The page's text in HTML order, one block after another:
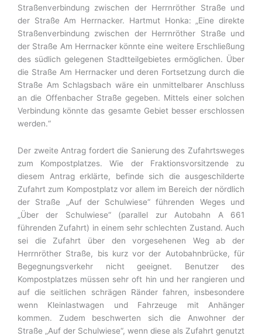
Straßenverbindung zwischen der Herrnröther Straße und
der Straße Am Herrnacker. Hartmut Honka: „Eine direkte
Straßenverbindung zwischen der Herrnröther Straße und
der Straße Am Herrnacker könnte eine weitere Erschließung
des südlich gelegenen Stadtteilgebietes ermöglichen. Über
die Straße Am Herrnacker und deren Fortsetzung durch die
Straße Am Schlagsbach wäre ein unmittelbarer Anschluss
an die Offenbacher Straße gegeben. Mittels einer solchen
Verbindung könnte das gesamte Gebiet besser erschlossen
werden.“
Der zweite Antrag fordert die Sanierung des Zufahrtsweges
zum Kompostplatzes. Wie der Fraktionsvorsitzende zu
diesem Antrag erklärte, befinde sich die ausgeschilderte
Zufahrt zum Kompostplatz vor allem im Bereich der nördlich
der Straße „Auf der Schulwiese“ führenden Weges und
„Über der Schulwiese“ (parallel zur Autobahn A 661
führenden Zufahrt) in einem sehr schlechten Zustand. Auch
sei die Zufahrt über den vorgesehenen Weg ab der
Herrnröther Straße, bis kurz vor der Autobahnbrücke, für
Begegnungsverkehr nicht geeignet. Benutzer des
Kompostplatzes müssen sehr oft hin und her rangieren und
auf die seitlichen schrägen Ränder fahren, insbesondere
wenn Kleinlastwagen und Fahrzeuge mit Anhänger
kommen. Zudem beschwerten sich die Anwohner der
Straße „Auf der Schulwiese“, wenn diese als Zufahrt genutzt